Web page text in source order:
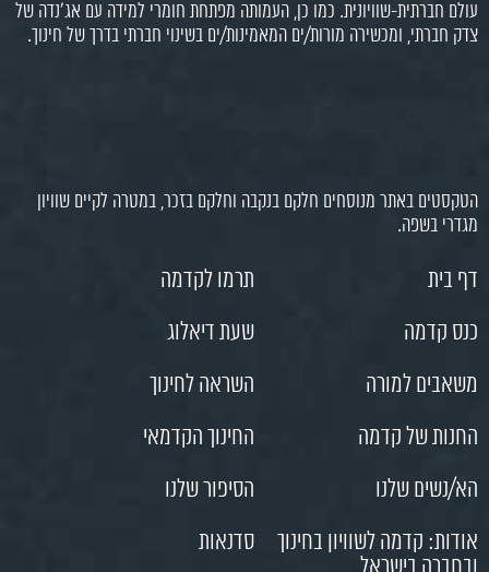
עולם חברתית-שוויונית. כמו כן, העמותה מפתחת חומרי למידה עם אג'נדה של
צדק חברתי, ומכשירה מורות/ים המאמינות/ים בשינוי חברתי בדרך של חינוך.
הטקסטים באתר מנוסחים חלקם בנקבה וחלקם בזכר, במטרה לקיים שוויון
מגדרי בשפה.
דף בית
תרמו לקדמה
כנס קדמה
שעת דיאלוג
משאבים למורה
השראה לחינוך
החנות של קדמה
החינוך הקדמאי
הא/נשים שלנו
הסיפור שלנו
אודות: קדמה לשוויון בחינוך
סדנאות